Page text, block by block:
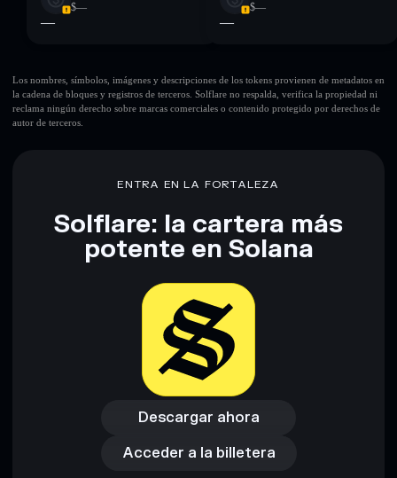
$—
—
$—
—
Los nombres, símbolos, imágenes y descripciones de los tokens provienen de metadatos en
la cadena de bloques y registros de terceros. Solflare no respalda, verifica la propiedad ni
reclama ningún derecho sobre marcas comerciales o contenido protegido por derechos de
autor de terceros.
ENTRA EN LA FORTALEZA
Solflare: la cartera más
potente en Solana
Descargar ahora
Descargar ahora
Acceder a la billetera
Acceder a la billetera